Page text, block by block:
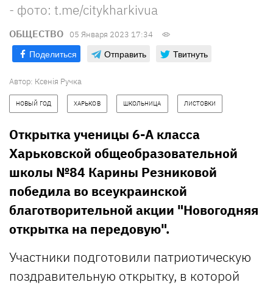
- фото: t.me/citykharkivua
ОБЩЕСТВО 05 Января 2023 17:34
Поделиться Отправить Твитнуть
Автор: Ксенія Ручка
НОВЫЙ ГОД ХАРЬКОВ ШКОЛЬНИЦА ЛИСТОВКИ
Открытка ученицы 6-А класса
Харьковской общеобразовательной
школы №84 Карины Резниковой
победила во всеукраинской
благотворительной акции "Новогодняя
открытка на передовую".
Участники подготовили патриотическую
поздравительную открытку, в которой